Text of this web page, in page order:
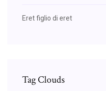
Eret figlio di eret
Tag Clouds